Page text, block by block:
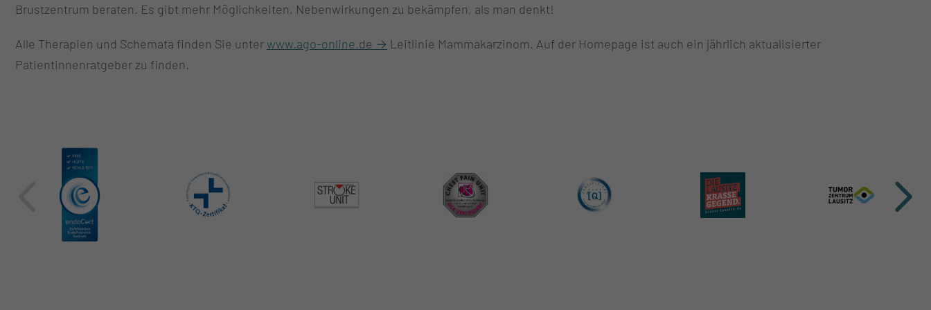
Brustzentrum beraten. Es gibt mehr Möglichkeiten, Nebenwirkungen zu bekämpfen, als man denkt!
Alle Therapien und Schemata finden Sie unterwww.ago-online.de → Leitlinie Mammakarzinom. Auf der Homepage ist auch ein jährlich aktualisierter
Patientinnenratgeber zu finden.